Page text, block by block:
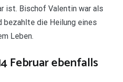
ist. Bischof Valentin war als
bezahlte die Heilung eines
Leben.
Februar ebenfalls